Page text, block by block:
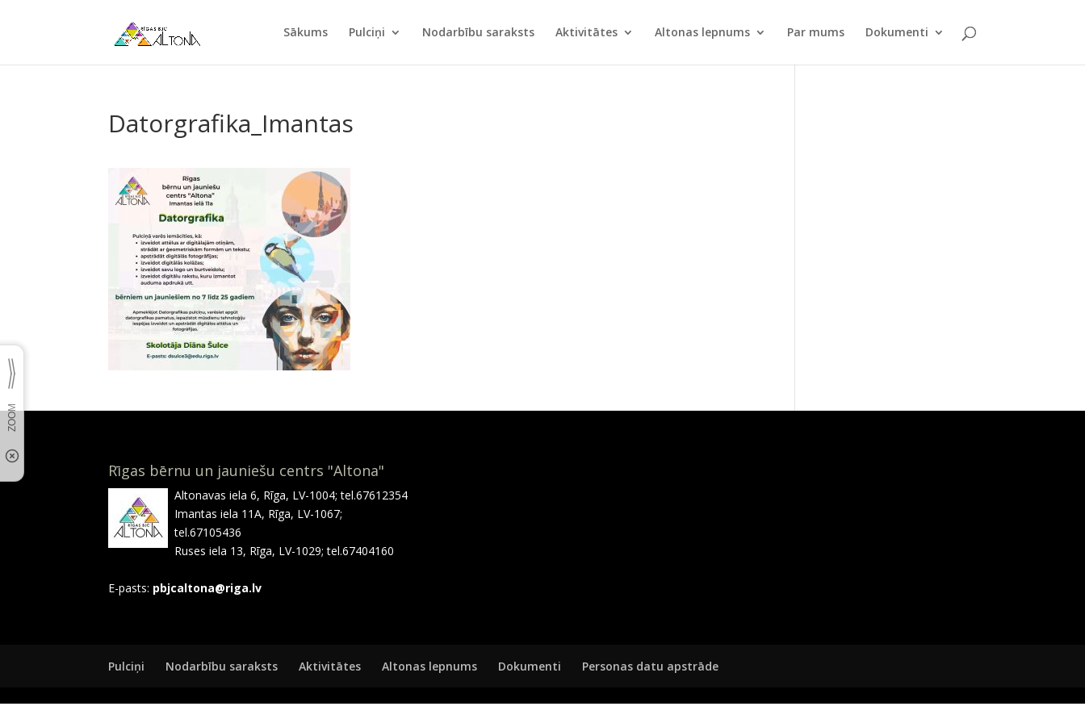
Sākums Pulciņi Nodarbību saraksts Aktivitātes Altonas lepnums Par mums Dokumenti
Datorgrafika_Imantas
Rīgas bērnu un jauniešu centrs "Altona"
Altonavas iela 6, Rīga, LV-1004; tel.67612354
Imantas iela 11A, Rīga, LV-1067;
tel.67105436
Ruses iela 13, Rīga, LV-1029; tel.67404160
E-pasts: pbjcaltona@riga.lv
Pulciņi Nodarbību saraksts Aktivitātes Altonas lepnums Dokumenti Personas datu apstrāde